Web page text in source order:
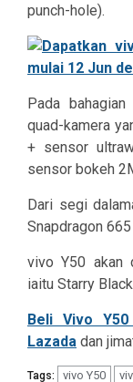
punch-hole).
Pada
quad-kamera
+ sensor
sensor bokeh
Dari segi
Snapdragon
vivo Y50 akan
iaitu Starry
Beli Vivo
Lazada dan
Tags: vivo Y50